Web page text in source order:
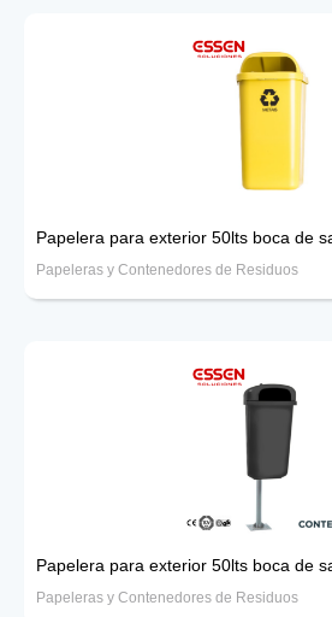
Papelera para exterior 50lts boca de
Papeleras y Contenedores de Residuos
Papelera para exterior 50lts boca de
Papeleras y Contenedores de Residuos